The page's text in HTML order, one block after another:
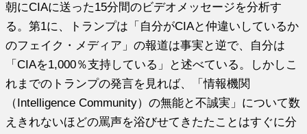
朝にCIAに送った15分間のビデオメッセージを分析す
る。第1に、トランプは「自分がCIAと仲違いしているか
のフェイク・メディア」の報道は事実と逆で、自分は
「CIAを1,000％支持している」と述べている。しかしこ
れまでのトランプの発言を見れば、「情報機関
（Intelligence Community）の無能と不誠実」について数
えきれないほどの罵声を浴びせてきたたことはすぐに分